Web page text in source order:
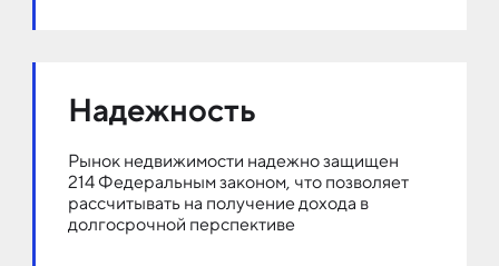
Надежность
Рынок недвижимости надежно защищен
214 Федеральным законом, что позволяет
рассчитывать на получение дохода в
долгосрочной перспективе